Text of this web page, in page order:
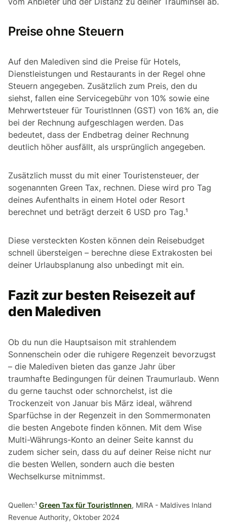
Preise ohne Steuern
Auf den Malediven sind die Preise für Hotels,
Dienstleistungen und Restaurants in der Regel ohne
Steuern angegeben. Zusätzlich zum Preis, den du
siehst, fallen eine Servicegebühr von 10% sowie eine
Mehrwertsteuer für TouristInnen (GST) von 16% an, die
bei der Rechnung aufgeschlagen werden. Das
bedeutet, dass der Endbetrag deiner Rechnung
deutlich höher ausfällt, als ursprünglich angegeben.
Zusätzlich musst du mit einer Touristensteuer, der
sogenannten Green Tax, rechnen. Diese wird pro Tag
deines Aufenthalts in einem Hotel oder Resort
berechnet und beträgt derzeit 6 USD pro Tag.¹
Diese versteckten Kosten können dein Reisebudget
schnell übersteigen – berechne diese Extrakosten bei
deiner Urlaubsplanung also unbedingt mit ein.
Fazit zur besten Reisezeit auf
den Malediven
Ob du nun die Hauptsaison mit strahlendem
Sonnenschein oder die ruhigere Regenzeit bevorzugst
– die Malediven bieten das ganze Jahr über
traumhafte Bedingungen für deinen Traumurlaub. Wenn
du gerne tauchst oder schnorchelst, ist die
Trockenzeit von Januar bis März ideal, während
Sparfüchse in der Regenzeit in den Sommermonaten
die besten Angebote finden können. Mit dem Wise
Multi-Währungs-Konto an deiner Seite kannst du
zudem sicher sein, dass du auf deiner Reise nicht nur
die besten Wellen, sondern auch die besten
Wechselkurse mitnimmst.
Quellen:¹ Green Tax für TouristInnen, MIRA - Maldives Inland
Revenue Authority, Oktober 2024